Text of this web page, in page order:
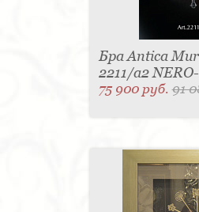
Бра Antica
2211/a2
75 900 руб.91